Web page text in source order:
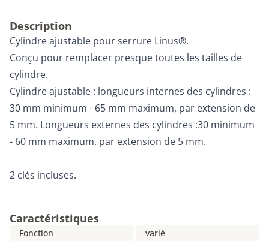
Description
Cylindre ajustable pour serrure Linus®.
Conçu pour remplacer presque toutes les tailles de
cylindre.
Cylindre ajustable : longueurs internes des cylindres :
30 mm minimum - 65 mm maximum, par extension de
5 mm. Longueurs externes des cylindres :30 minimum
- 60 mm maximum, par extension de 5 mm.
2 clés incluses.
Caractéristiques
Fonction
varié